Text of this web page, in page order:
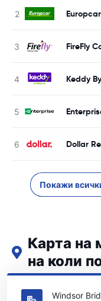
Europcar
FireFly
Keddy
Dollar
Покажи
Карта на
на коли
Вижте нашите
Windsor